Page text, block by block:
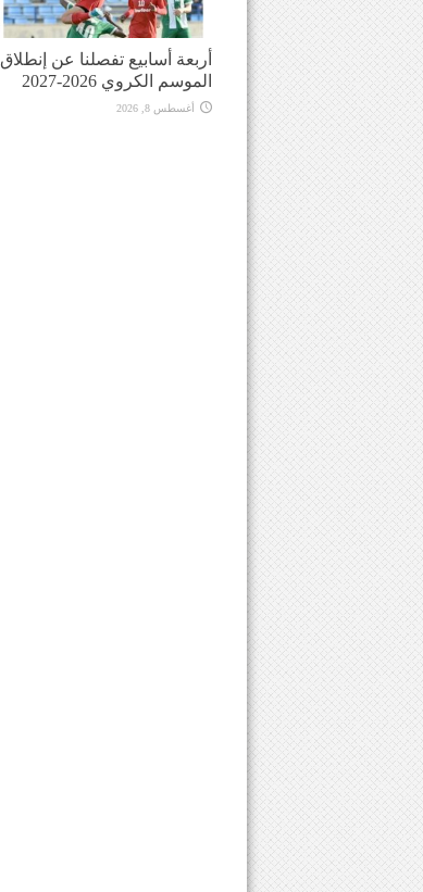
أربعة أسابيع تفصلنا عن إنطلاق
الموسم الكروي 2026-2027
أغسطس 8, 2026